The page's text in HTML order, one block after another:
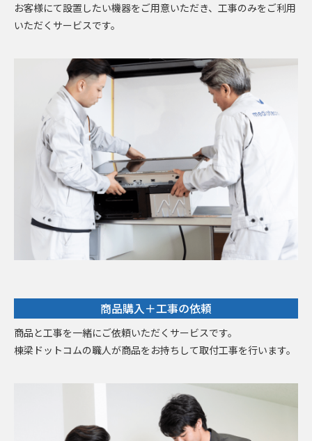
お客様にて設置したい機器をご用意いただき、工事のみをご利用
いただくサービスです。
商品購入＋工事の依頼
商品と工事を一緒にご依頼いただくサービスです。
棟梁ドットコムの職人が商品をお持ちして取付工事を行います。